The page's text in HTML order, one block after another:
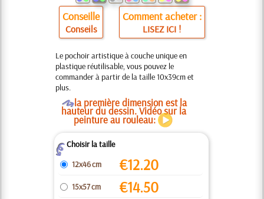
Conseille
Conseils
Comment acheter :
LISEZ ICI !
Le pochoir artistique à couche unique en
plastique réutilisable, vous pouvez le
commander à partir de la taille 10x39cm et
plus.
Ola première dimension est la
hauteur du dessin. Vidéo sur la
peinture au rouleau:
ZChoisir la taille
12x46 cm
€12.20
15x57 cm €14.50